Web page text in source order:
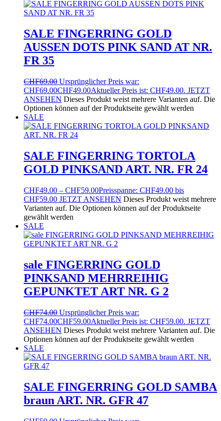
SALE FINGERRING GOLD
AUSSEN DOTS PINK SAND AT NR.
FR 35
CHF69.00 Ursprünglicher Preis war:
CHF69.00CHF49.00Aktueller Preis ist: CHF49.00. JETZT
ANSEHEN Dieses Produkt weist mehrere Varianten auf. Die
Optionen können auf der Produktseite gewählt werden
SALE
SALE FINGERRING TORTOLA
GOLD PINKSAND ART. NR. FR 24
CHF49.00 – CHF59.00Preisspanne: CHF49.00 bis
CHF59.00 JETZT ANSEHEN Dieses Produkt weist mehrere
Varianten auf. Die Optionen können auf der Produktseite
gewählt werden
SALE
sale FINGERRING GOLD
PINKSAND MEHRREIHIG
GEPUNKTET ART NR. G 2
CHF74.00 Ursprünglicher Preis war:
CHF74.00CHF59.00Aktueller Preis ist: CHF59.00. JETZT
ANSEHEN Dieses Produkt weist mehrere Varianten auf. Die
Optionen können auf der Produktseite gewählt werden
SALE
SALE FINGERRING GOLD SAMBA
braun ART. NR. GFR 47